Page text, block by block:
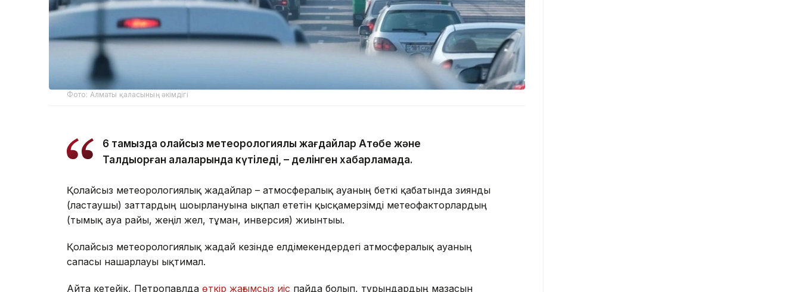
Фото: Алматы қаласының әкімдігі
6 тамызда қолайсыз метеорологиялық жағдайлар Ақтөбе және
Талдықорған қалаларында күтіледі, – делінген хабарламада.
Қолайсыз метеорологиялық жағдайлар – атмосфералық ауаның беткі қабатында зиянды
(ластаушы) заттардың шоғырлануына ықпал ететін қысқамерзімді метеофакторлардың
(тымық ауа райы, жеңіл жел, тұман, инверсия) жиынтығы.
Қолайсыз метеорологиялық жағдай кезінде елдімекендердегі атмосфералық ауаның
сапасы нашарлауы ықтимал.
Айта кетейік, Петропавлда өткір жағымсыз иіс пайда болып, тұрғындардың мазасын